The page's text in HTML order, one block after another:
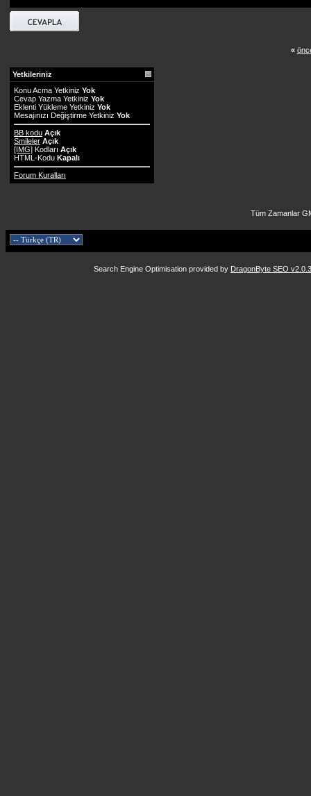
«
Yetkileriniz
Konu Acma Yetkiniz Yok
Cevap Yazma Yetkiniz Yok
Eklenti Yükleme Yetkiniz Yok
Mesajınızı Değiştirme Yetkiniz Yok
BB kodu Açık
Smileler Açık
[IMG] Kodları Açık
HTML-Kodu Kapalı
Forum Kuralları
Tüm Zamanlar
Search Engine Optimisation provided by DragonByte SEO